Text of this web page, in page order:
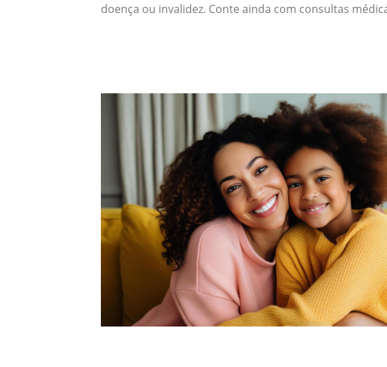
doença ou invalidez. Conte ainda com consultas